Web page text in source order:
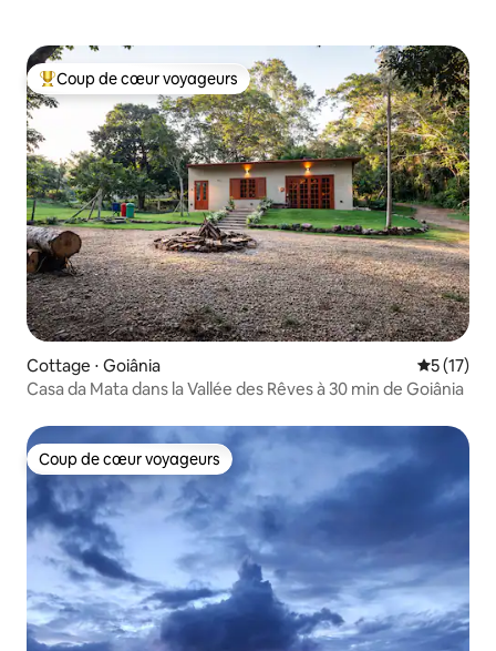
Coups de cœur voyageurs les plus appréciés
Coup de cœur voyageurs
Cottage ⋅ Goiânia
5 (17)
Casa da Mata dans la Vallée des Rêves à 30 min de Goiânia
Coup de cœur voyageurs
Coup de cœur voyageurs